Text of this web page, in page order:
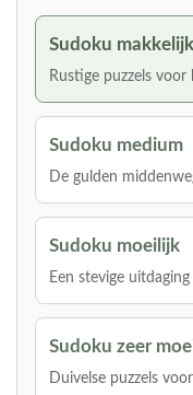
Sudoku makkelijk
Rustige puzzels
Sudoku medium
De gulden
Sudoku moeilijk
Een stevige
Sudoku zeer
Duivelse puzzels